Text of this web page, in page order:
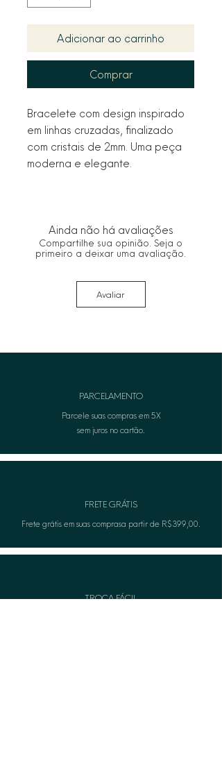
Adicionar ao carrinho
Comprar
Bracelete com design inspirado
em linhas cruzadas, finalizado
com cristais de 2mm. Uma peça
moderna e elegante.
Ainda não há avaliações
Compartilhe sua opinião. Seja o
primeiro a deixar uma avaliação.
Avaliar
PARCELAMENTO
Parcele suas compras em 5X
sem juros no cartão.
FRETE GRÁTIS
Frete grátis em suas comprasa partir de R$399,00.
TROCA FÁCIL